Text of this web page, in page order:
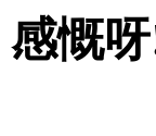
感慨